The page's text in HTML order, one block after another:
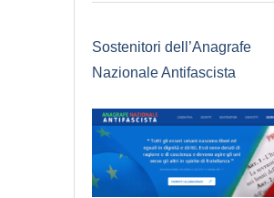
Sostenitori dell’Anagrafe
Nazionale Antifascista